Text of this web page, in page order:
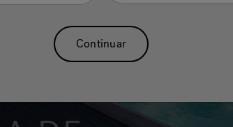
Continuar